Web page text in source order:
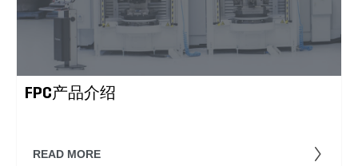
FPC产品介绍
READ MORE